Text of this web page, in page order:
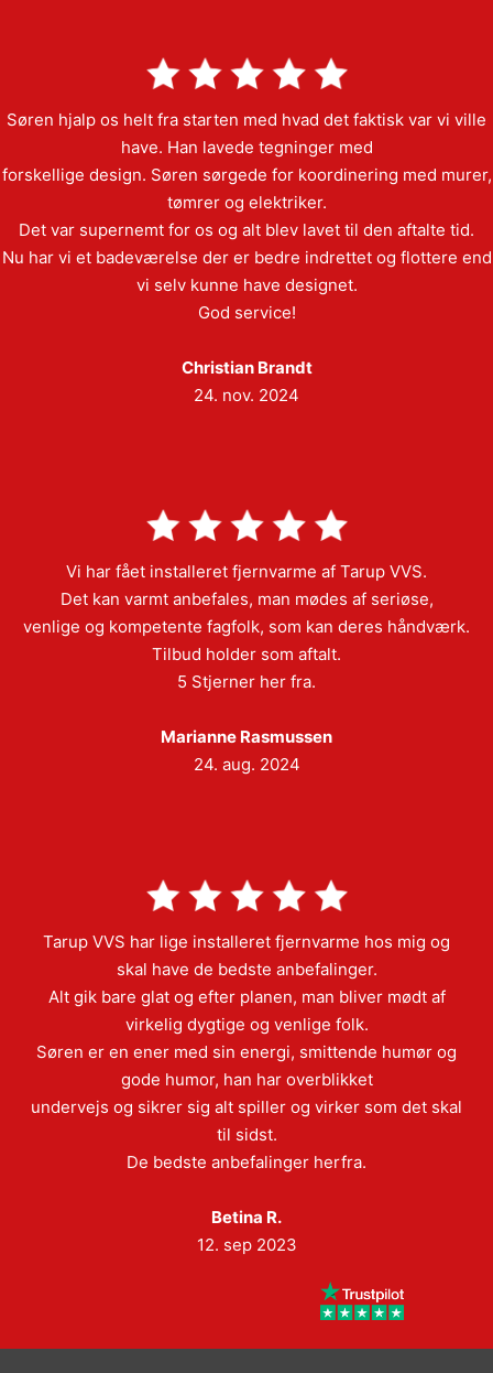
Søren hjalp os helt fra starten med hvad det faktisk var vi ville
have. Han lavede tegninger med
forskellige design. Søren sørgede for koordinering med murer,
tømrer og elektriker.
Det var supernemt for os og alt blev lavet til den aftalte tid.
Nu har vi et badeværelse der er bedre indrettet og flottere end
vi selv kunne have designet.
God service!
Christian Brandt
24. nov. 2024
Vi har fået installeret fjernvarme af Tarup VVS.
Det kan varmt anbefales, man mødes af seriøse,
venlige og kompetente fagfolk, som kan deres håndværk.
Tilbud holder som aftalt.
5 Stjerner her fra.
Marianne Rasmussen
24. aug. 2024
Tarup VVS har lige installeret fjernvarme hos mig og
skal have de bedste anbefalinger.
Alt gik bare glat og efter planen, man bliver mødt af
virkelig dygtige og venlige folk.
Søren er en ener med sin energi, smittende humør og
gode humor, han har overblikket
undervejs og sikrer sig alt spiller og virker som det skal
til sidst.
De bedste anbefalinger herfra.
Betina R.
12. sep 2023